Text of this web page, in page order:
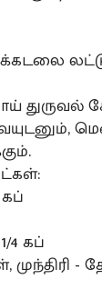
லட்டு
துருவல்
4 கப்
முந்திரி